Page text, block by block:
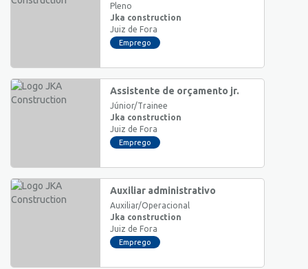
Pleno
Jka construction
Juiz de Fora
Emprego
Assistente de orçamento jr.
Júnior/Trainee
Jka construction
Juiz de Fora
Emprego
Auxiliar administrativo
Auxiliar/Operacional
Jka construction
Juiz de Fora
Emprego